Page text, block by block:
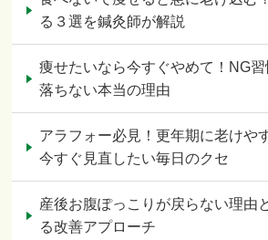
る３選を鍼灸師が解説
痩せたいなら今すぐやめて！NG
落ちない本当の理由
アラフォー必見！更年期に老けや
今すぐ見直したい毎日のクセ
産後お腹ぽっこりが戻らない理由
る改善アプローチ